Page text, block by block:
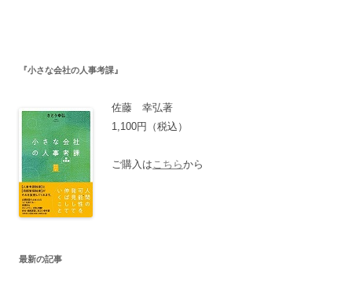
『小さな会社の人事考課』
佐藤 幸弘著
1,100円（税込）
ご購入は こちらから
最新の記事